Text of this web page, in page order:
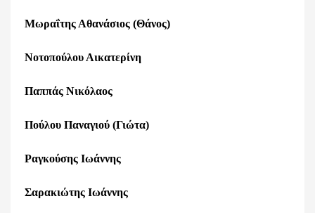
Μωραΐτης Αθανάσιος (Θάνος)
Νοτοπούλου Αικατερίνη
Παππάς Νικόλαος
Πούλου Παναγιού (Γιώτα)
Ραγκούσης Ιωάννης
Σαρακιώτης Ιωάννης